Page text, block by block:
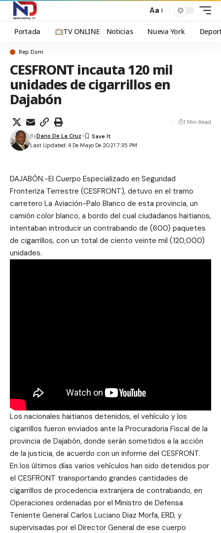
Aa
Portada TV ONLINE Noticias Nueva York
Rep Dom
CESFRONT incauta 120 mil
unidades de cigarrillos en
Dajabón
Last Updated: 4 De Mayo De 2021 7:35 PM
ByDario De La Cruz
1 Min Read
DAJABÓN.-El Cuerpo Especializado en Seguridad
Fronteriza Terrestre (CESFRONT), detuvo en el tramo
carretero La Aviación-Palo Blanco de esta provincia, un
camión color blanco, a bordo del cual ciudadanos haitianos,
intentaban introducir un contrabando de (600) paquetes
de cigarrillos, con un total de ciento veinte mil (120,000)
unidades.
Los nacionales haitianos detenidos, el vehículo y los
cigarrillos fueron enviados ante la Procuradoria Fiscal de la
provincia de Dajabón, donde serán sometidos a la acción
de la justicia, de acuerdo con un informe del CESFRONT.
En los últimos días varios vehículos han sido detenidos por
el CESFRONT transportando grandes cantidades de
cigarrillos de procedencia extranjera de contrabando, en
Operaciones ordenadas por el Ministro de Defensa
Teniente General Carlos Luciano Diaz Morfa, ERD, y
supervisadas por el Director General de ese cuerpo